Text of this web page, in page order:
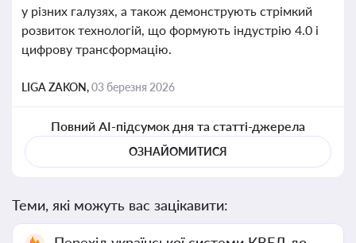
у різних галузях, а також демонструють стрімкий
розвиток технологій, що формують індустрію 4.0 і
цифрову трансформацію.
LIGA ZAKON,03 березня 2026
Повний AI-підсумок дня та статті-джерела
ОЗНАЙОМИТИСЯ
Теми, які можуть вас зацікавити: